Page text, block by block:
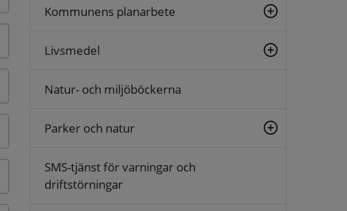
Kommunens planarbete
Livsmedel
Natur- och miljöböckerna
Parker och natur
SMS-tjänst för varningar och
driftstörningar